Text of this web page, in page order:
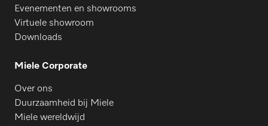
Evenementen en showrooms
Virtuele showroom
Downloads
Miele Corporate
Over ons
Duurzaamheid bij Miele
Miele wereldwijd